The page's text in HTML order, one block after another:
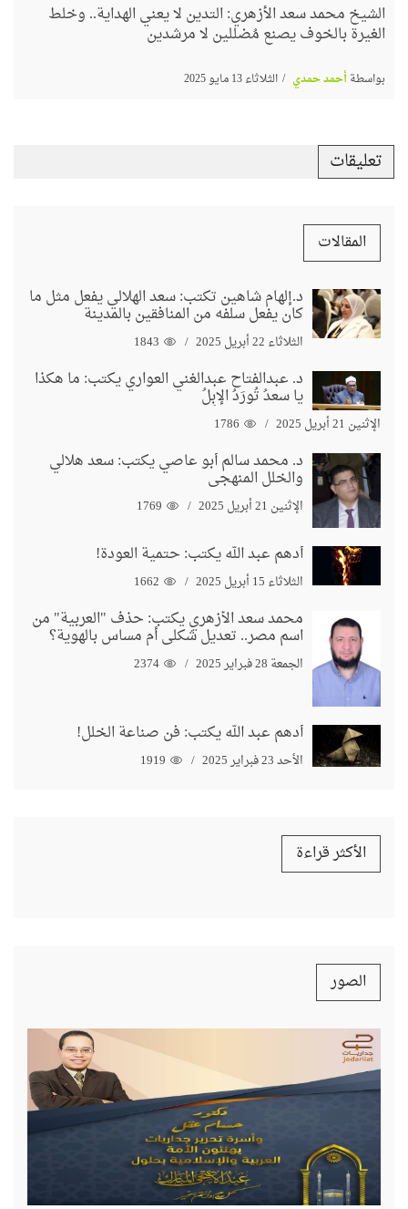
الشيخ محمد سعد الأزهري: التدين لا يعني الهداية.. وخلط
الغيرة بالخوف يصنع مُضللين لا مرشدين
بواسطةأحمد حمدي الثلاثاء 13 مايو 2025
تعليقات
المقالات
د.إلهام شاهين تكتب: سعد الهلالي يفعل مثل ما
كان يفعل سلفه من المنافقين بالمدينة
الثلاثاء 22 أبريل 2025 1843
د. عبدالفتاح عبدالغني العواري يكتب: ما هكذا
يا سعدُ تُورَدُ الإبِلُ
الإثنين 21 أبريل 2025 1786
د. محمد سالم أبو عاصي يكتب: سعد هلالي
والخلل المنهجي
الإثنين 21 أبريل 2025 1769
أدهم عبد الله يكتب: حتمية العودة!
الثلاثاء 15 أبريل 2025 1662
محمد سعد الأزهري يكتب: حذف "العربية" من
اسم مصر.. تعديل شكلي أم مساس بالهوية؟
الجمعة 28 فبراير 2025 2374
أدهم عبد الله يكتب: فن صناعة الخلل!
الأحد 23 فبراير 2025 1919
الأكثر قراءة
الصور